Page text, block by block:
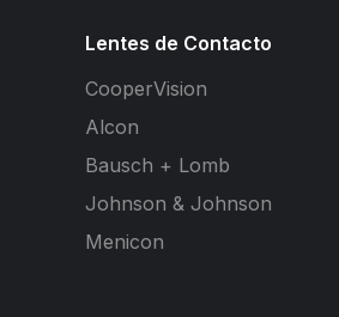
Lentes de Contacto
CooperVision
Alcon
Bausch + Lomb
Johnson & Johnson
Menicon